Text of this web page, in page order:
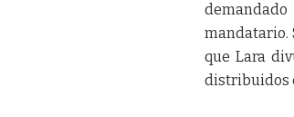
mandatario.
que Lara
distribuidos